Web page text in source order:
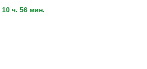
10 ч. 56 мин.